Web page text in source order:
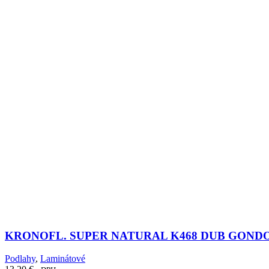
KRONOFL. SUPER NATURAL K468 DUB
Podlahy, Laminátové